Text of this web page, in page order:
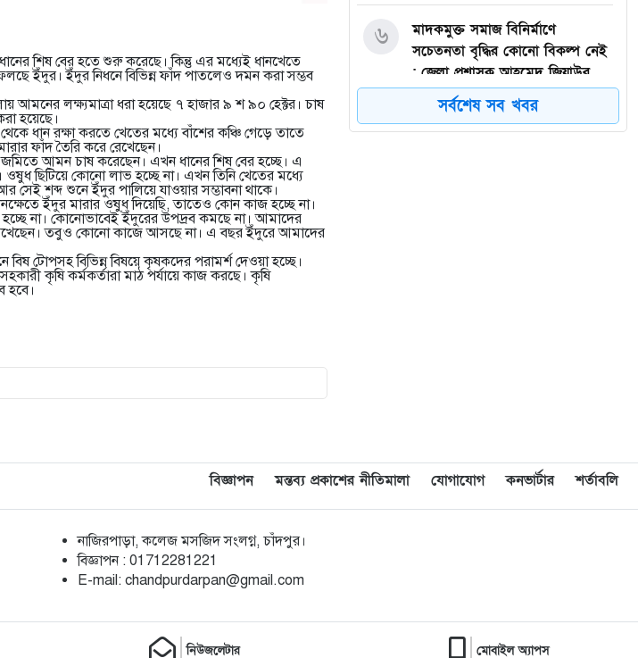
শিষ বের হতে শুরু করেছে। কিন্তু এর মধ্যেই ধানখেতে
ইঁদুর। ইঁদুর নিধনে বিভিন্ন ফাঁদ পাতলেও দমন করা সম্ভব
লক্ষ্যমাত্রা ধরা হয়েছে ৭ হাজার ৯ শ ৯০ হেক্টর। চাষ
হয়েছে।
ধান রক্ষা করতে খেতের মধ্যে বাঁশের কঞ্চি গেড়ে তাতে
ফাঁদ তৈরি করে রেখেছেন।
জমিতে আমন চাষ করেছেন। এখন ধানের শিষ বের হচ্ছে। এ
ওষুধ ছিটিয়ে কোনো লাভ হচ্ছে না। এখন তিনি খেতের মধ্যে
শব্দ শুনে ইঁদুর পালিয়ে যাওয়ার সম্ভাবনা থাকে।
ইঁদুর মারার ওষুধ দিয়েছি, তাতেও কোন কাজ হচ্ছে না।
না। কোনোভাবেই ইঁদুরের উপদ্রব কমছে না। আমাদের
তবুও কোনো কাজে আসছে না। এ বছর ইঁদুরে আমাদের
টোপসহ বিভিন্ন বিষয়ে কৃষকদের পরামর্শ দেওয়া হচ্ছে।
কৃষি কর্মকর্তারা মাঠ পর্যায়ে কাজ করছে। কৃষি
হবে।
মাদকমুক্ত সমাজ বিনির্মাণে
সচেতনতা বৃদ্ধির কোনো বিকল্প নেই
: জেলা প্রশাসক আহমেদ জিয়াউর
রহমান
৬
সভা
বাংলা নববর্ষ আমাদের বাঙালি
১১
বিদ্যালয় মাঠ সংরক্ষণ ও উন্নয়নে ৩৫
লাখ টাকার কাজ শুরু
সর্বশেষ সব খবর
বিজ্ঞাপন মন্তব্য প্রকাশের নীতিমালা যোগাযোগ কনভার্টার শর্তাবলি
নাজিরপাড়া, কলেজ মসজিদ সংলগ্ন, চাঁদপুর।
‎বিজ্ঞাপন : 01712281221
‎E-mail: chandpurdarpan@gmail.com
নিউজলেটার মোবাইল অ্যাপস